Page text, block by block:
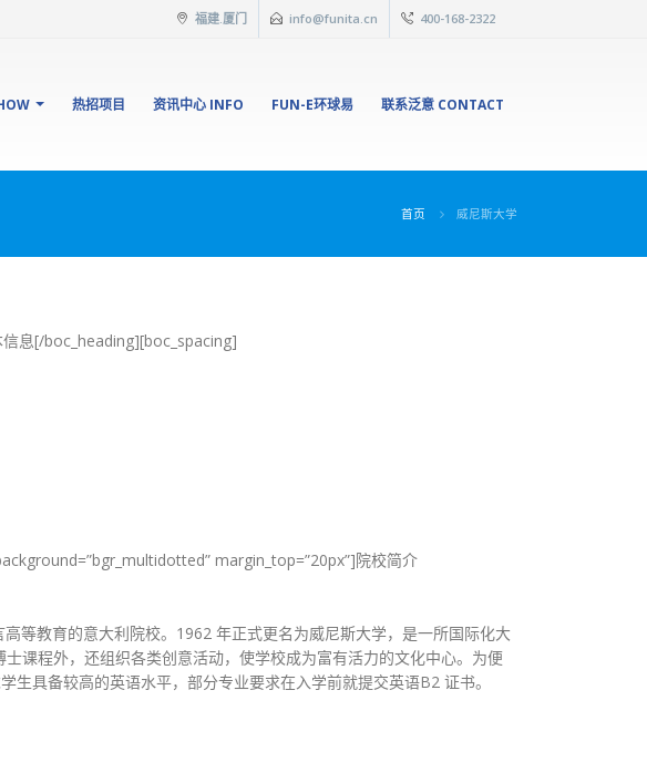
福建.厦门 info@funita.cn 400-168-2322
热招项目 资讯中心 INFO FUN-E环球易 联系泛意 CONTACT
首页 威尼斯大学
息[/boc_heading][boc_spacing]
margin_top=”20px”]院校简介
等教育的意大利院校。1962 年正式更名为威尼斯大学，是一所国际化大
课程外，还组织各类创意活动，使学校成为富有活力的文化中心。为便
具备较高的英语水平，部分专业要求在入学前就提交英语B2 证书。